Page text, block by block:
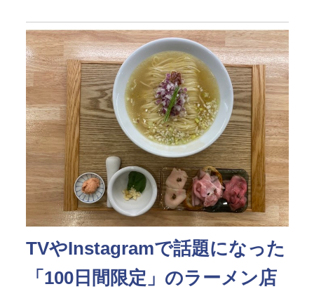
TVやInstagramで話題になった
「100日間限定」のラーメン店